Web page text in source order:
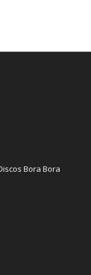
Bora Bora